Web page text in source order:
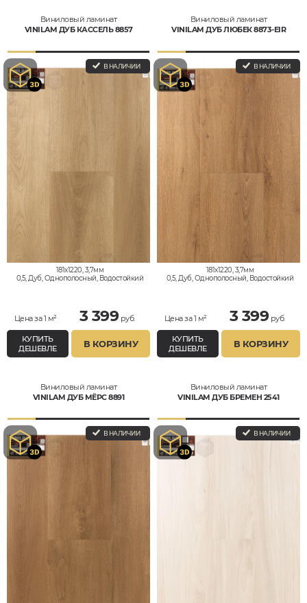
Виниловый ламинат
VINILAM ДУБ КАССЕЛЬ 8857
В НАЛИЧИИ
181x1220, 3,7мм
0,5, Дуб, Однополосный, Водостойкий
Цена за 1 м² 3 399руб.
КУПИТЬ
ДЕШЕВЛЕ
В КОРЗИНУ
Виниловый ламинат
VINILAM ДУБ ЛЮБЕК 8873-EIR
В НАЛИЧИИ
181x1220, 3,7мм
0,5, Дуб, Однополосный, Водостойкий
Цена за 1 м² 3 399руб.
КУПИТЬ
ДЕШЕВЛЕ
В КОРЗИНУ
Виниловый ламинат
VINILAM ДУБ МЁРС 8891
В НАЛИЧИИ
Виниловый ламинат
VINILAM ДУБ БРЕМЕН 2541
В НАЛИЧИИ